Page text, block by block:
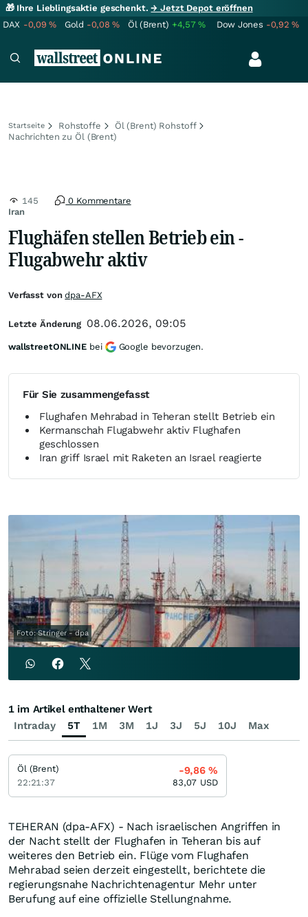
🎁 Ihre Lieblingsaktie geschenkt.→ Jetzt Depot eröffnen
DAX -0,09% Gold -0,08% Öl (Brent) +4,57% Dow Jones -0,92%
Startseite Rohstoffe
Öl (Brent) Rohstoff
Nachrichten zu Öl (Brent)
Iran
145 0 Kommentare
Flughäfen stellen Betrieb ein -
Flugabwehr aktiv
Für Sie zusammengefasst
Flughafen Mehrabad in Teheran stellt Betrieb ein
Kermanschah Flugabwehr aktiv Flughafen
geschlossen
Iran griff Israel mit Raketen an Israel reagierte
Foto: Stringer - dpa
TEHERAN (dpa-AFX) - Nach israelischen Angriffen in
der Nacht stellt der Flughafen in Teheran bis auf
weiteres den Betrieb ein. Flüge vom Flughafen
Mehrabad seien derzeit eingestellt, berichtete die
regierungsnahe Nachrichtenagentur Mehr unter
Berufung auf eine offizielle Stellungnahme.
Verfasst vondpa-AFX
Letzte Änderung 08.06.2026, 09:05
wallstreetONLINE bei Google bevorzugen.
Intraday 5T 1M 3M 1J 3J 5J 10J Max
1 im Artikel enthaltener Wert
Öl (Brent)
22:21:37
-9,86%
83,07 USD